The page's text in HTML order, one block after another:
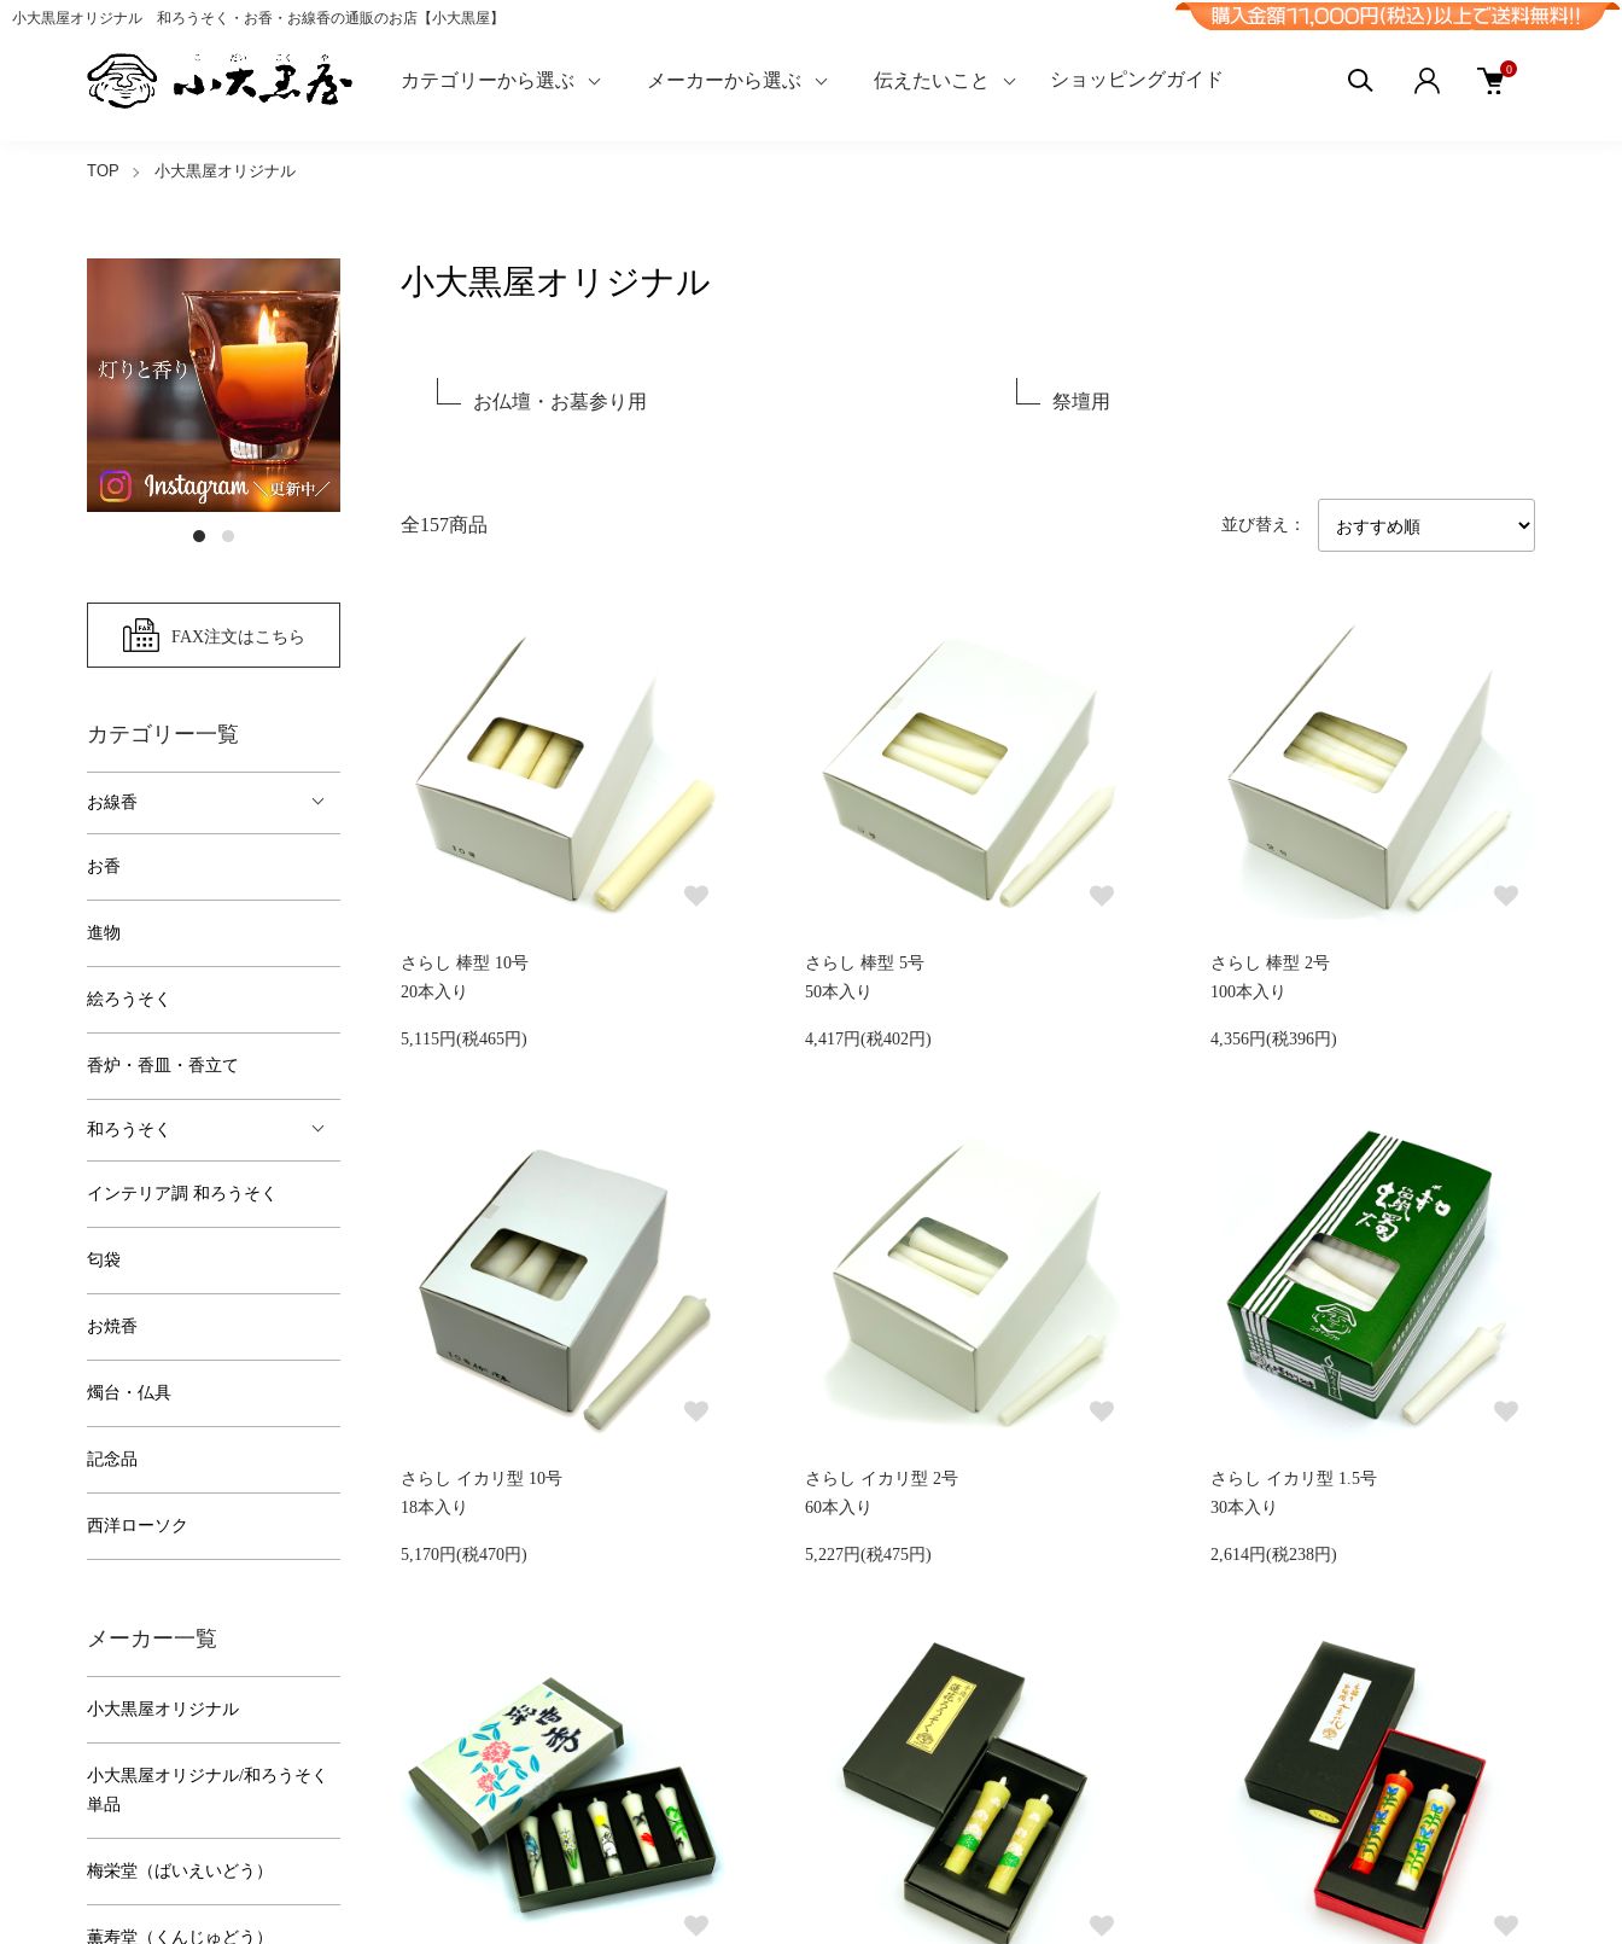
小大黒屋オリジナル 和ろうそく・お香・お線香の通販のお店【小大黒屋】
カテゴリーから選ぶ メーカーから選ぶ 伝えたいこと ショッピングガイド 0
TOP 小大黒屋オリジナル
小大黒屋オリジナル
お仏壇・お墓参り用 祭壇用
全157商品 並び替え：
さらし 棒型 10号
20本入り
5,115円(税465円)
さらし 棒型 5号
50本入り
4,417円(税402円)
さらし 棒型 2号
100本入り
4,356円(税396円)
さらし イカリ型 10号
18本入り
5,170円(税470円)
さらし イカリ型 2号
60本入り
5,227円(税475円)
さらし イカリ型 1.5号
30本入り
2,614円(税238円)
FAX注文はこちら
カテゴリー一覧
お線香
お香
進物
絵ろうそく
香炉・香皿・香立て
和ろうそく
インテリア調 和ろうそく
匂袋
お焼香
燭台・仏具
記念品
西洋ローソク
メーカー一覧
小大黒屋オリジナル
小大黒屋オリジナル/和ろうそく
単品
梅栄堂（ばいえいどう）
薫寿堂（くんじゅどう）